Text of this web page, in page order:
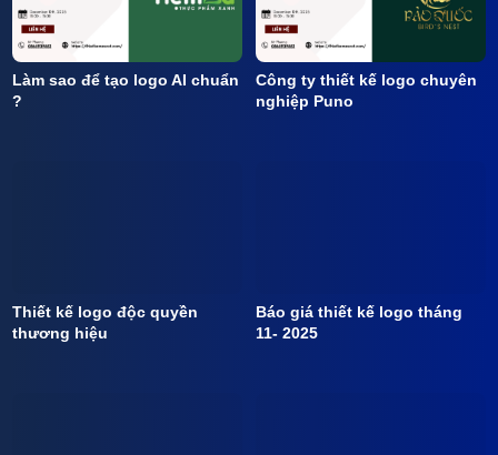
Làm sao để tạo logo AI chuẩn
?
Công ty thiết kế logo chuyên
nghiệp Puno
Thiết kế logo độc quyền
thương hiệu
Báo giá thiết kế logo tháng
11- 2025